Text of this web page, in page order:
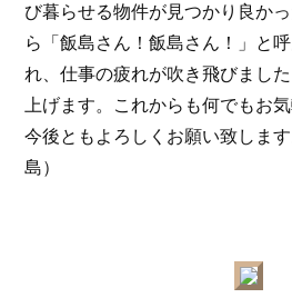
び暮らせる物件が見つかり良か
ら「飯島さん！飯島さん！」と
れ、仕事の疲れが吹き飛びまし
上げます。これからも何でもお
今後ともよろしくお願い致しま
島）